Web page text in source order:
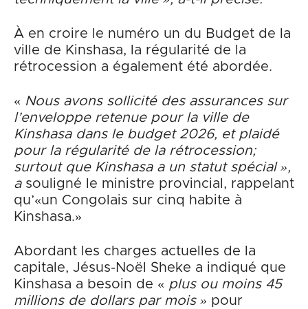
À en croire le numéro un du Budget de la
ville de Kinshasa, la régularité de la
rétrocession a également été abordée.
« Nous avons sollicité des assurances sur
l’enveloppe retenue pour la ville de
Kinshasa dans le budget 2026, et plaidé
pour la régularité de la rétrocession;
surtout que Kinshasa a un statut spécial »,
asouligné le ministre provincial, rappelant
qu’«un Congolais sur cinq habite à
Kinshasa.»
Abordant les charges actuelles de la
capitale, Jésus-Noël Sheke a indiqué que
Kinshasa a besoin de « plus ou moins 45
millions de dollars par mois » pour